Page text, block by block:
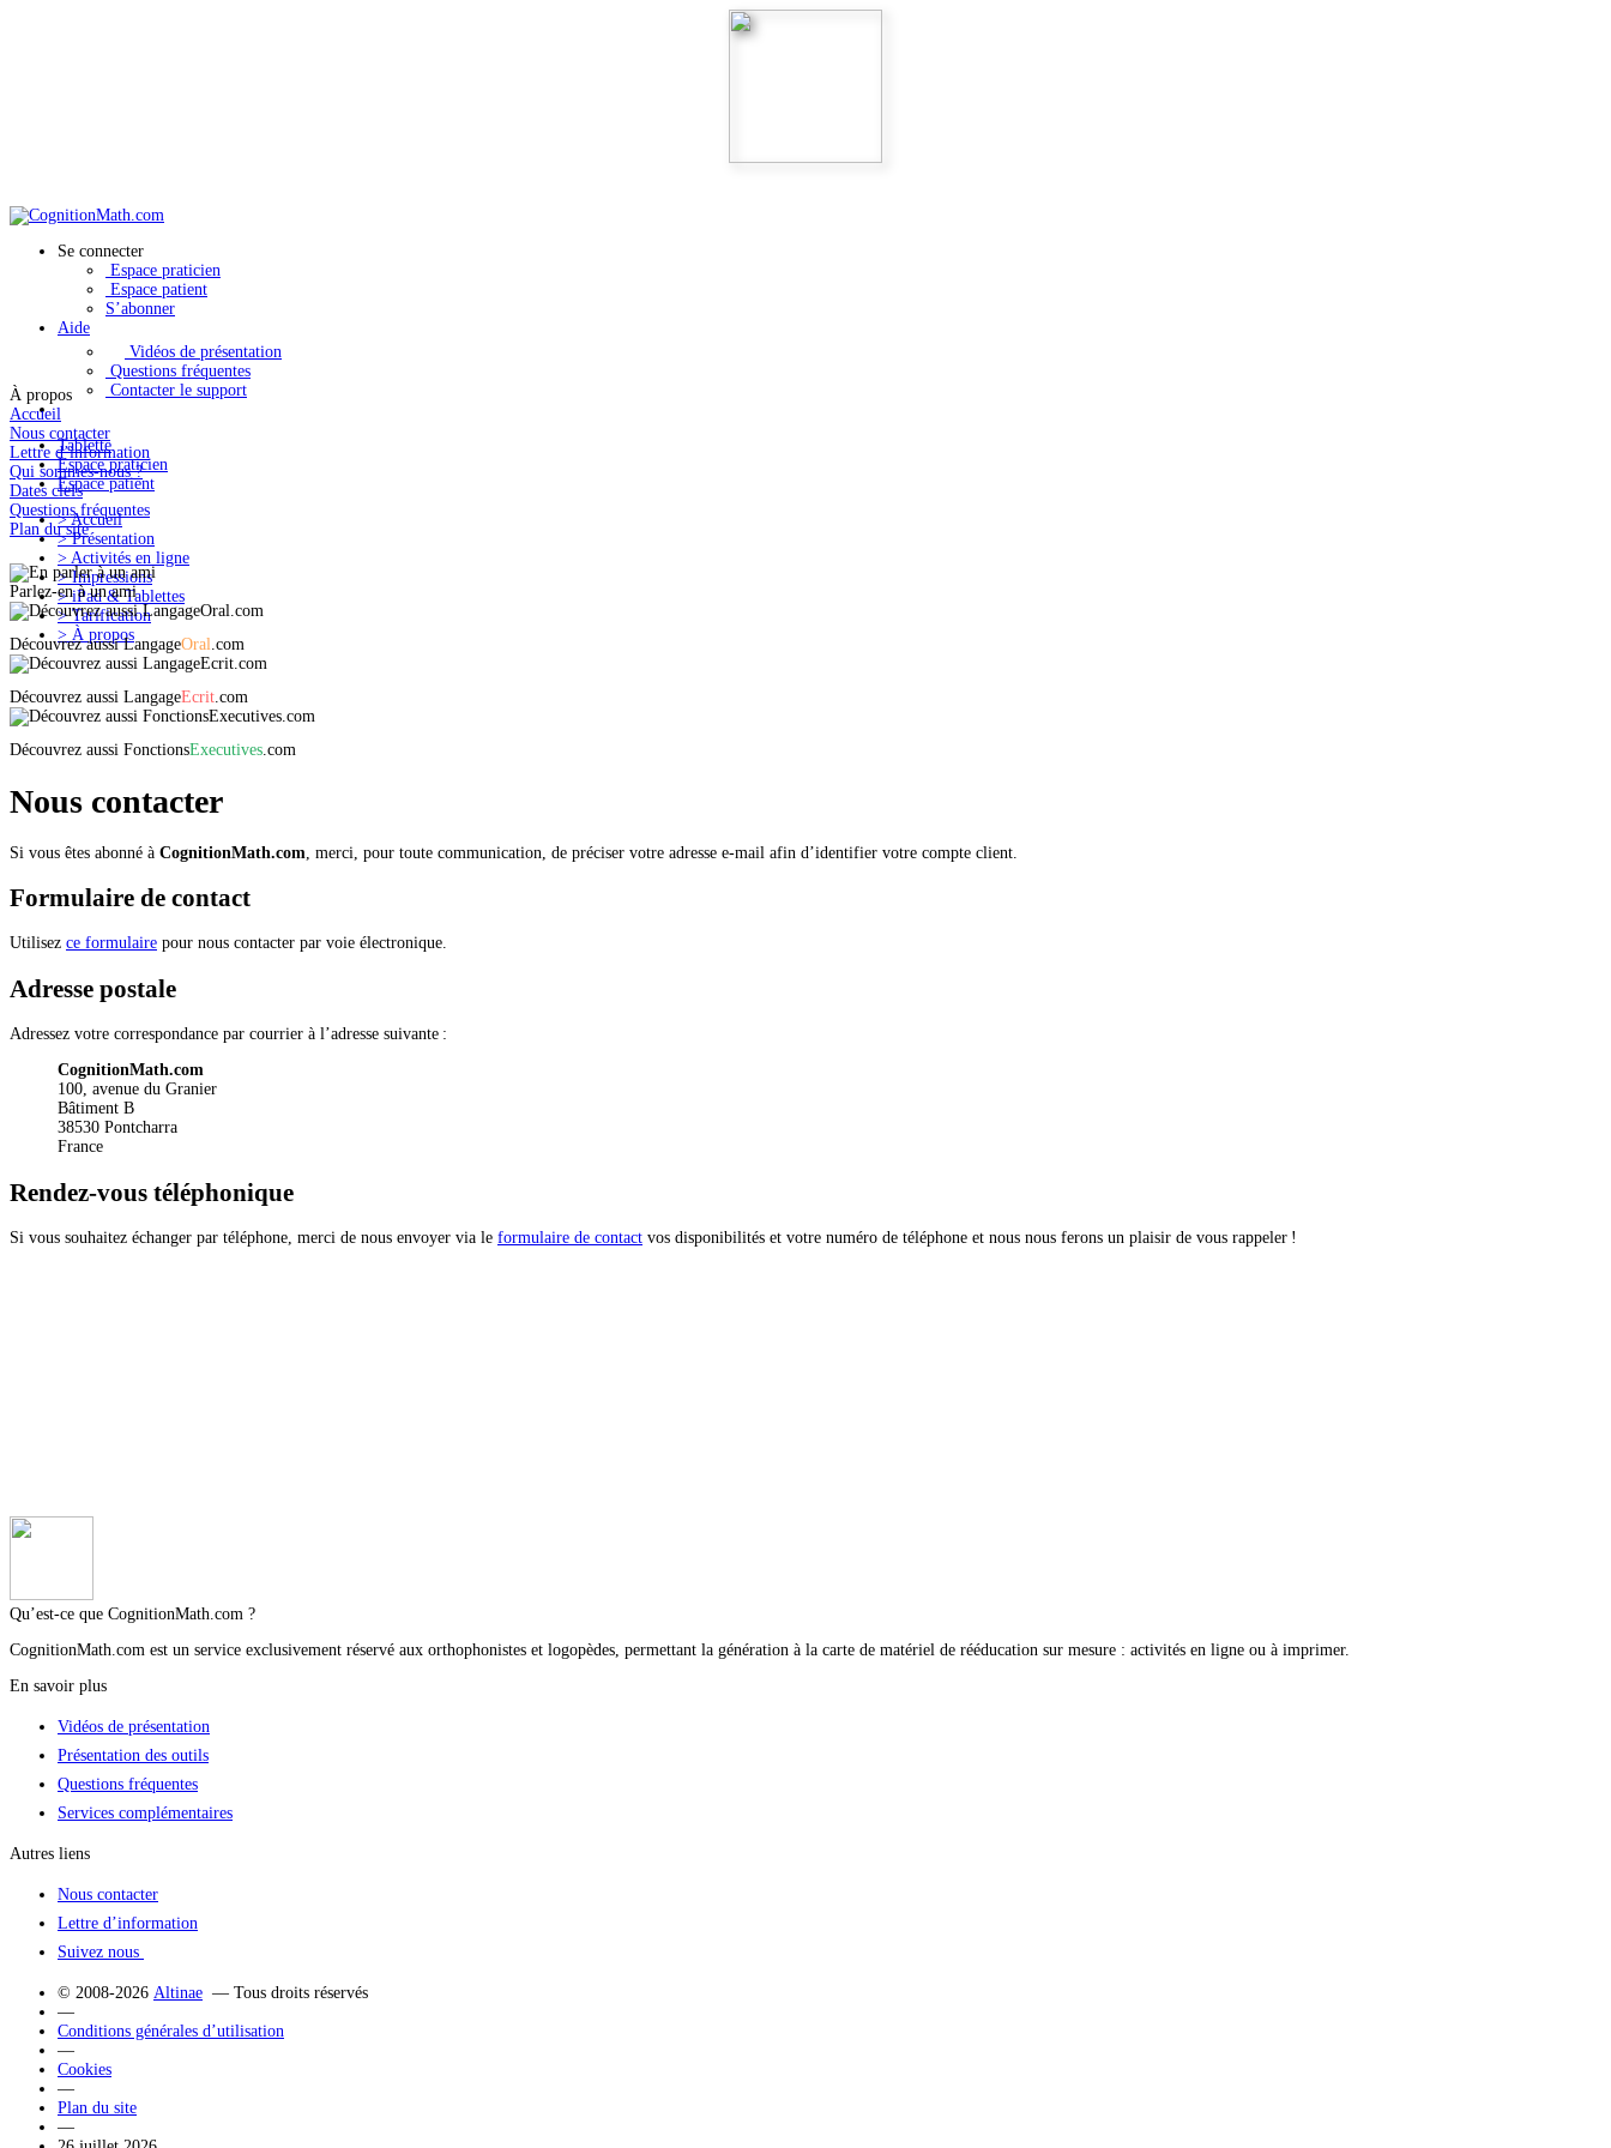
Se connecter
Espace praticien
Espace patient
S’abonner
Aide
Vidéos de présentation
Questions fréquentes
Contacter le support
Tablette
Espace praticien
Espace patient
>Accueil
>Présentation
> Activités en ligne
>Impressions
>iPad & Tablettes
>Tarification
> À propos
À propos
Accueil
Nous contacter
Lettre d’information
Qui sommes-nous ?
Dates clefs
Questions fréquentes
Plan du site
Parlez-en à un ami
Découvrez aussiLangageOral.com
Découvrez aussi LangageEcrit.com
Découvrez aussi FonctionsExecutives.com
Nous contacter
Si vous êtes abonné à CognitionMath.com , merci, pour toute communication, de préciser votre adresse e-mail afin d’identifier votre compte client.
Formulaire de contact
Utilisez ce formulaire pour nous contacter par voie électronique.
Adresse postale
Adressez votre correspondance par courrier à l’adresse suivante :
CognitionMath.com
100, avenue du Granier
Bâtiment B
38530 Pontcharra
France
Rendez-vous téléphonique
Si vous souhaitez échanger par téléphone, merci de nous envoyer via le formulaire de contact vos disponibilités et votre numéro de téléphone et nous nous ferons un plaisir de vous rappeler !
Qu’est-ce que CognitionMath.com ?
CognitionMath.com est un service exclusivement réservé aux orthophonistes et logopèdes, permettant la génération à la carte de matériel de rééducation sur mesure : activités en ligne ou à imprimer.
En savoir plus
Vidéos de présentation
Présentation des outils
Questions fréquentes
Services complémentaires
Autres liens
Nous contacter
Lettre d’information
Suivez nous
© 2008-2026 Altinae — Tous droits réservés
—
Conditions générales d’utilisation
—
Cookies
—
Plan du site
—